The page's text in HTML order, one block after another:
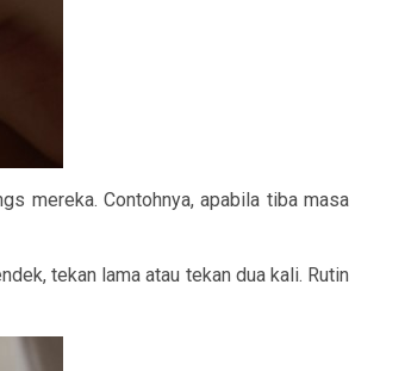
mereka. Contohnya, apabila tiba masa
tekan lama atau tekan dua kali. Rutin